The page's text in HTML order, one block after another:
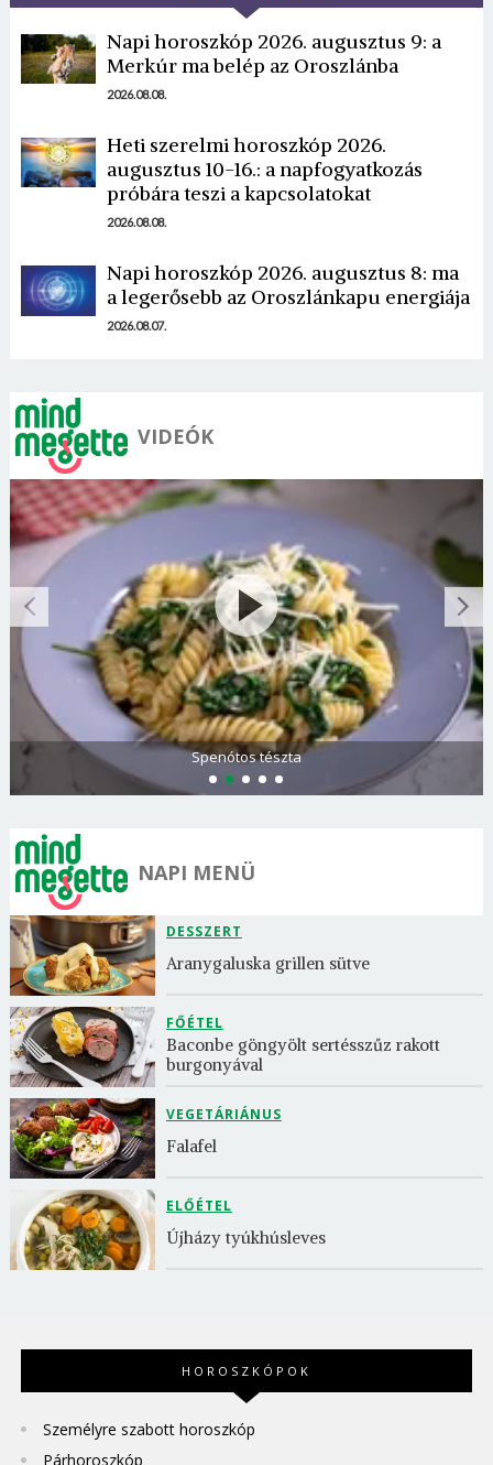
Napi horoszkóp 2026. augusztus 9: a
Merkúr ma belép az Oroszlánba
2026.08.08.
Heti szerelmi horoszkóp 2026.
augusztus 10-16.: a napfogyatkozás
próbára teszi a kapcsolatokat
2026.08.08.
Napi horoszkóp 2026. augusztus 8: ma
a legerősebb az Oroszlánkapu energiája
2026.08.07.
VIDEÓK
Spenótos tészta
NAPI MENÜ
DESSZERT
Aranygaluska grillen sütve
FŐÉTEL
Baconbe göngyölt sertésszűz rakott
burgonyával
VEGETÁRIÁNUS
Falafel
ELŐÉTEL
Újházy tyúkhúsleves
HOROSZKÓPOK
Személyre szabott horoszkóp
Párhoroszkóp
Borsonline bejelentkezés
E-mail cím vagy felhasználónév
Jelszó